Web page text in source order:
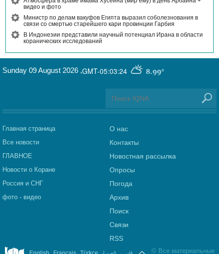
видео и фото
Министр по делам вакуфов Египта выразил соболезнования в
связи со смертью старейшего кари провинции Гарбия
В Индонезии представили научный потенциал Ирана в области
коранических исследований
GMT-05:03:24 8.99°
Sunday 09 August 2026 ,
Главная страница
Все новости
ГЛАВНОЕ
Новости о Коране
Россия и СНГ
фото - видео
О нас
Контакты
Новостная рассылка
Опросы
Погода
Архив
Поиск
Связи
RSS
© Все материальные